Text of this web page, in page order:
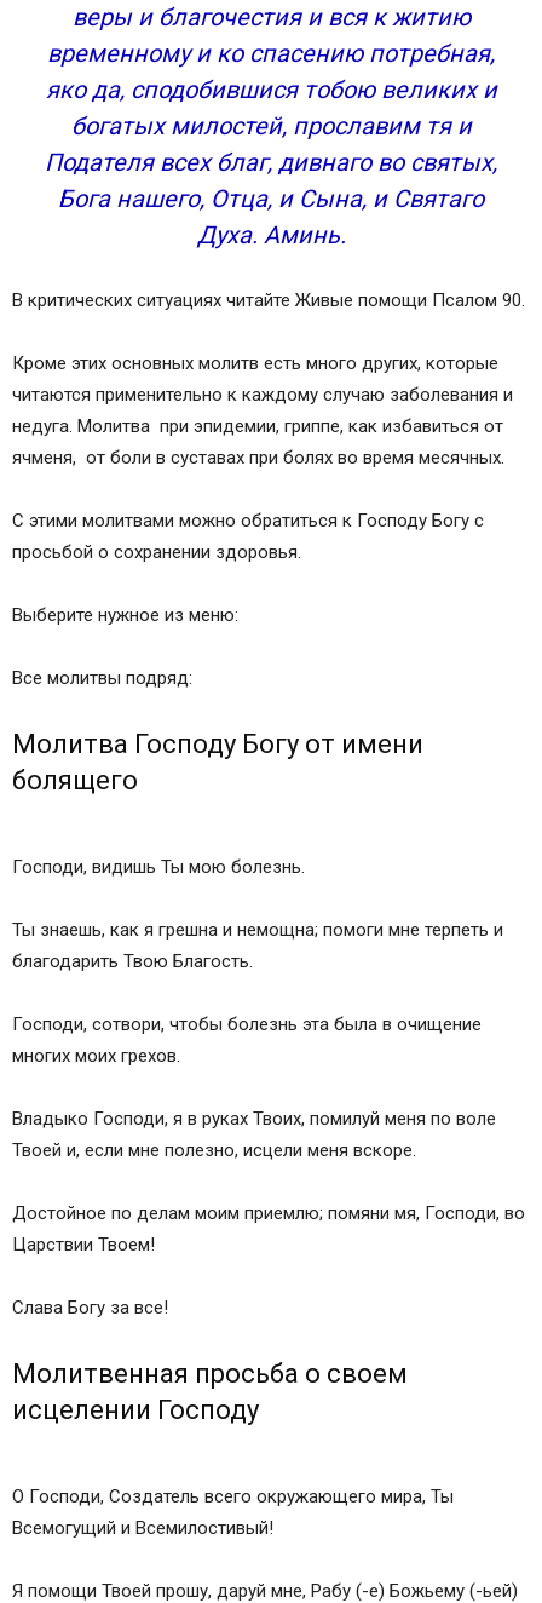
веры и благочестия и вся к житию
временному и ко спасению потребная,
яко да, сподобившися тобою великих и
богатых милостей, прославим тя и
Подателя всех благ, дивнаго во святых,
Бога нашего, Отца, и Сына, и Святаго
Духа. Аминь.
В критических ситуациях читайте Живые помощи Псалом 90.
Кроме этих основных молитв есть много других, которые
читаются применительно к каждому случаю заболевания и
недуга. Молитва при эпидемии, гриппе, как избавиться от
ячменя, от боли в суставах при болях во время месячных.
С этими молитвами можно обратиться к Господу Богу с
просьбой о сохранении здоровья.
Выберите нужное из меню:
Все молитвы подряд:
Молитва Господу Богу от имени
болящего
Господи, видишь Ты мою болезнь.
Ты знаешь, как я грешна и немощна; помоги мне терпеть и
благодарить Твою Благость.
Господи, сотвори, чтобы болезнь эта была в очищение
многих моих грехов.
Владыко Господи, я в руках Твоих, помилуй меня по воле
Твоей и, если мне полезно, исцели меня вскоре.
Достойное по делам моим приемлю; помяни мя, Господи, во
Царствии Твоем!
Слава Богу за все!
Молитвенная просьба о своем
исцелении Господу
О Господи, Создатель всего окружающего мира, Ты
Всемогущий и Всемилостивый!
Я помощи Твоей прошу, даруй мне, Рабу (-е) Божьему (-ьей)